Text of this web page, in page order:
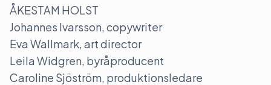
ÅKESTAM HOLST
Johannes Ivarsson, copywriter
Eva Wallmark, art director
Leila Widgren, byråproducent
Caroline Sjöström, produktionsledare